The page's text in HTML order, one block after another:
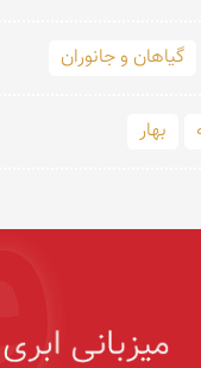
گیاهان و جانوران
بهار